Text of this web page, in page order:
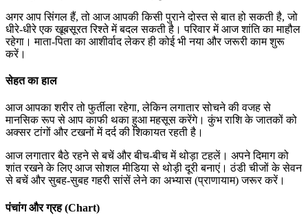
अगर आप सिंगल हैं, तो आज आपकी किसी पुराने दोस्त से बात हो सकती है, जो
धीरे-धीरे एक खूबसूरत रिश्ते में बदल सकती है। परिवार में आज शांति का माहौल
रहेगा। माता-पिता का आशीर्वाद लेकर ही कोई भी नया और जरूरी काम शुरू
करें।
सेहत का हाल
आज आपका शरीर तो फुर्तीला रहेगा, लेकिन लगातार सोचने की वजह से
मानसिक रूप से आप काफी थका हुआ महसूस करेंगे। कुंभ राशि के जातकों को
अक्सर टांगों और टखनों में दर्द की शिकायत रहती है।
आज लगातार बैठे रहने से बचें और बीच-बीच में थोड़ा टहलें। अपने दिमाग को
शांत रखने के लिए आज सोशल मीडिया से थोड़ी दूरी बनाएं। ठंडी चीजों के सेवन
से बचें और सुबह-सुबह गहरी सांसें लेने का अभ्यास (प्राणायाम) जरूर करें।
पंचांग और ग्रह (Chart)